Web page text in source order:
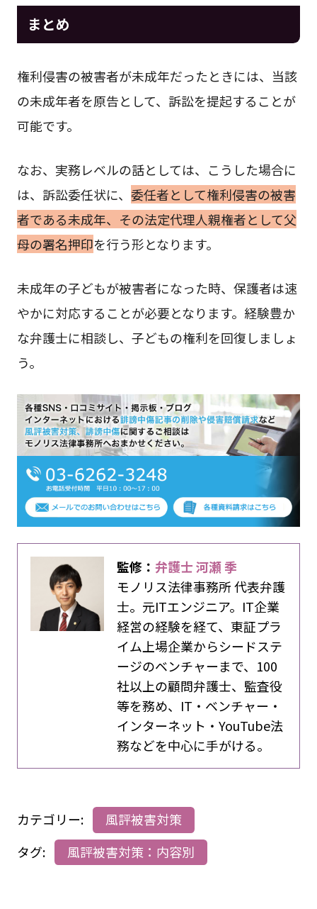
まとめ
権利侵害の被害者が未成年だったときには、当該
の未成年者を原告として、訴訟を提起することが
可能です。
なお、実務レベルの話としては、こうした場合に
は、訴訟委任状に、 委任者として権利侵害の被害
者である未成年、その法定代理人親権者として父
母の署名押印を行う形となります。
未成年の子どもが被害者になった時、保護者は速
やかに対応することが必要となります。経験豊か
な弁護士に相談し、子どもの権利を回復しましょ
う。
監修：弁護士 河瀬 季
モノリス法律事務所 代表弁護
士。元ITエンジニア。IT企業
経営の経験を経て、東証プラ
イム上場企業からシードステ
ージのベンチャーまで、100
社以上の顧問弁護士、監査役
等を務め、IT・ベンチャー・
インターネット・YouTube法
務などを中心に手がける。
カテゴリー:
風評被害対策
タグ:
風評被害対策：内容別